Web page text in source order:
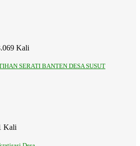
Kali
SERATI BANTEN DESA SUSUT
Kali